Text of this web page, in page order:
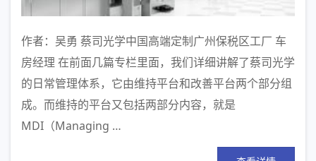
作者：吴勇 蔡司光学中国高端定制广州保税区工厂 车
房经理 在前面几篇专栏里面，我们详细讲解了蔡司光学
的日常管理体系，它由维持平台和改善平台两个部分组
成。而维持的平台又包括两部分内容，就是
MDI（Managing …